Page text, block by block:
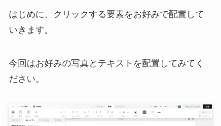
はじめに、クリックする要素をお好みで配置して
いきます。
今回はお好みの写真とテキストを配置してみてく
ださい。